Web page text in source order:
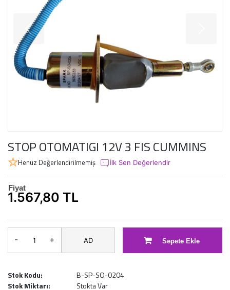
STOP OTOMATIGI 12V 3 FIS CUMMINS
Henüz Değerlendirilmemiş İlk Sen Değerlendir
Fiyat
1.567,80 TL
- + AD Sepete Ekle
Stok Kodu:
B-SP-SO-0204
Stok Miktarı:
Stokta Var